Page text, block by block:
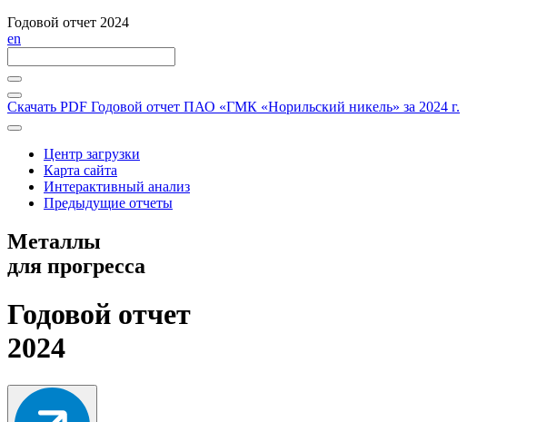
Годовой отчет 2024
en
Скачать PDF Годовой отчет ПАО «ГМК «Норильский никель» за 2024 г.
Центр загрузки
Карта сайта
Интерактивный анализ
Предыдущие отчеты
Металлы
для прогресса
Годовой отчет
2024